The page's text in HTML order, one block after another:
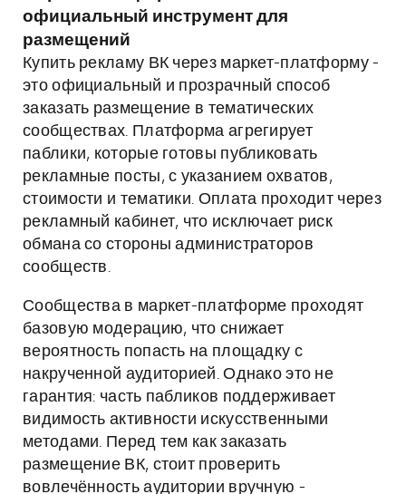
официальный инструмент для
размещений
Купить рекламу ВК через маркет-платформу -
это официальный и прозрачный способ
заказать размещение в тематических
сообществах. Платформа агрегирует
паблики, которые готовы публиковать
рекламные посты, с указанием охватов,
стоимости и тематики. Оплата проходит через
рекламный кабинет, что исключает риск
обмана со стороны администраторов
сообществ.
Сообщества в маркет-платформе проходят
базовую модерацию, что снижает
вероятность попасть на площадку с
накрученной аудиторией. Однако это не
гарантия: часть пабликов поддерживает
видимость активности искусственными
методами. Перед тем как заказать
размещение ВК, стоит проверить
вовлечённость аудитории вручную -